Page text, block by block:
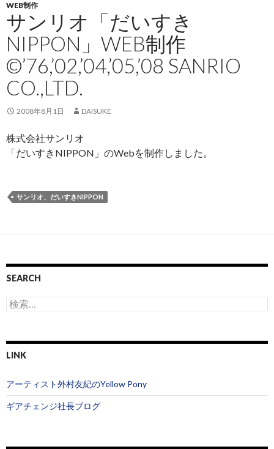
WEB制作
サンリオ「だいすき
NIPPON」WEB制作
©’76,’02,’04,’05,’08 SANRIO
CO.,LTD.
2008年8月1日 DAISUKE
株式会社サンリオ
「だいすきNIPPON」のWebを制作しました。
サンリオ、だいすきNIPPON
SEARCH
検
索
LINK
アーティスト外村友紀のYellow Pony
ギアチェンジ社長ブログ